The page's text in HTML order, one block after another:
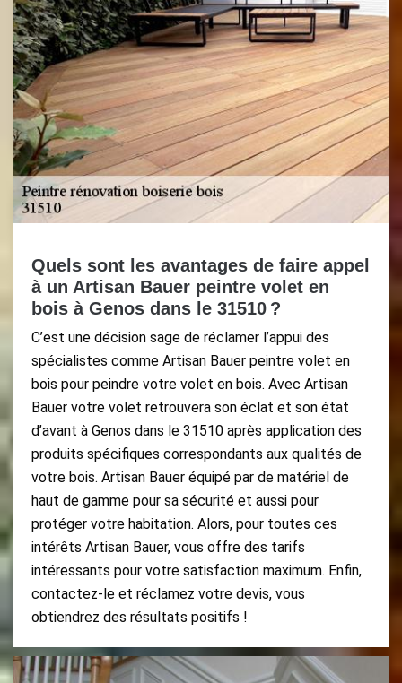
Quels sont les avantages de faire appel
à un Artisan Bauer peintre volet en
bois à Genos dans le 31510 ?
C’est une décision sage de réclamer l’appui des
spécialistes comme Artisan Bauer peintre volet en
bois pour peindre votre volet en bois. Avec Artisan
Bauer votre volet retrouvera son éclat et son état
d’avant à Genos dans le 31510 après application des
produits spécifiques correspondants aux qualités de
votre bois. Artisan Bauer équipé par de matériel de
haut de gamme pour sa sécurité et aussi pour
protéger votre habitation. Alors, pour toutes ces
intérêts Artisan Bauer, vous offre des tarifs
intéressants pour votre satisfaction maximum. Enfin,
contactez-le et réclamez votre devis, vous
obtiendrez des résultats positifs !